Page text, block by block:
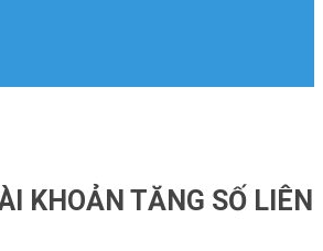
KHOẢN TĂNG SỐ LIÊN